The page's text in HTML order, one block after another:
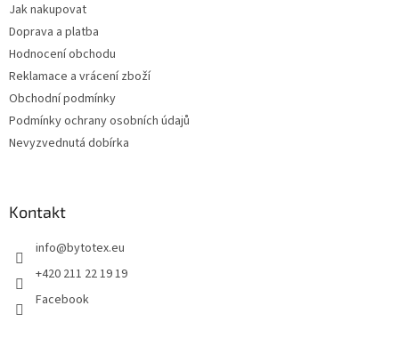
Jak nakupovat
Doprava a platba
Hodnocení obchodu
Reklamace a vrácení zboží
Obchodní podmínky
Podmínky ochrany osobních údajů
Nevyzvednutá dobírka
Kontakt
info@bytotex.eu
+420 211 22 19 19
Facebook